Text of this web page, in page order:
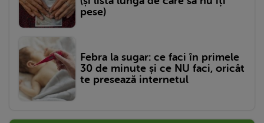
pese)
Febra la sugar: ce faci în primele
30 de minute și ce NU faci, oricât
te presează internetul